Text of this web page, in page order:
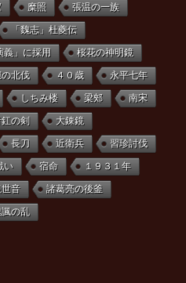
糜照 張温の一族
「魏志」杜夔伝
義」に採用 桜花の神明鏡
北伐 ４０歳 永平七年
しちみ楼 梁郟 南宋
の剣 大錬鏡
長刀 近衛兵 習珍討伐
い 宿命 １９３１年
音 諸葛亮の後釜
の乱